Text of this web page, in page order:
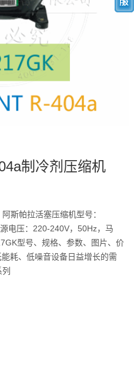
制冷剂压缩机
斯帕拉活塞压缩机型号：
电压：220-240V，50Hz，马
型号、规格、参数、图片、价
耗、低噪音设备日益增长的需